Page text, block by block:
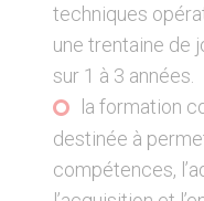
techniques
une trentaine de
sur 1 à 3 années.
la formation
destinée à
compétences,